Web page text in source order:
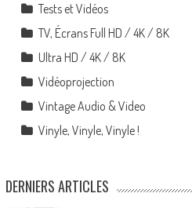
Tests et Vidéos
TV, Écrans Full HD / 4K / 8K
Ultra HD / 4K / 8K
Vidéoprojection
Vintage Audio & Video
Vinyle, Vinyle, Vinyle !
DERNIERS ARTICLES